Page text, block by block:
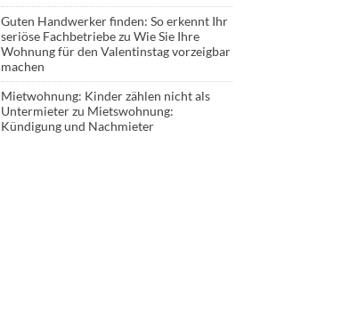
Guten Handwerker finden: So erkennt Ihr
seriöse Fachbetriebezu Wie Sie Ihre
Wohnung für den Valentinstag vorzeigbar
machen
Mietwohnung: Kinder zählen nicht als
Untermieterzu Mietswohnung:
Kündigung und Nachmieter